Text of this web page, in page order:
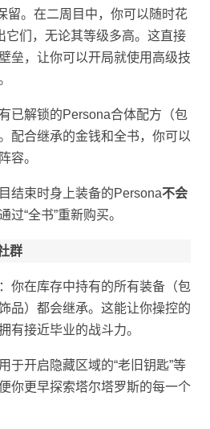
留。在二周目中，你可以随时花
它们，无论其等级多高。这直接
垒，让你可以开局就使用高级技
已解锁的Persona合体配方（包
配合继承的金钱和全书，你可以
容。
结束时身上装备的Persona不会
“全书”重新购买。
群
：你在库存中持有的所有装备（包
品）都会继承。这能让你操控的
有接近毕业的战斗力。
于开启隐藏区域的“老旧钥匙”等
你更早探索塔尔塔罗斯的每一个